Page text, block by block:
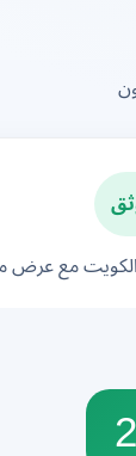
مع عرض